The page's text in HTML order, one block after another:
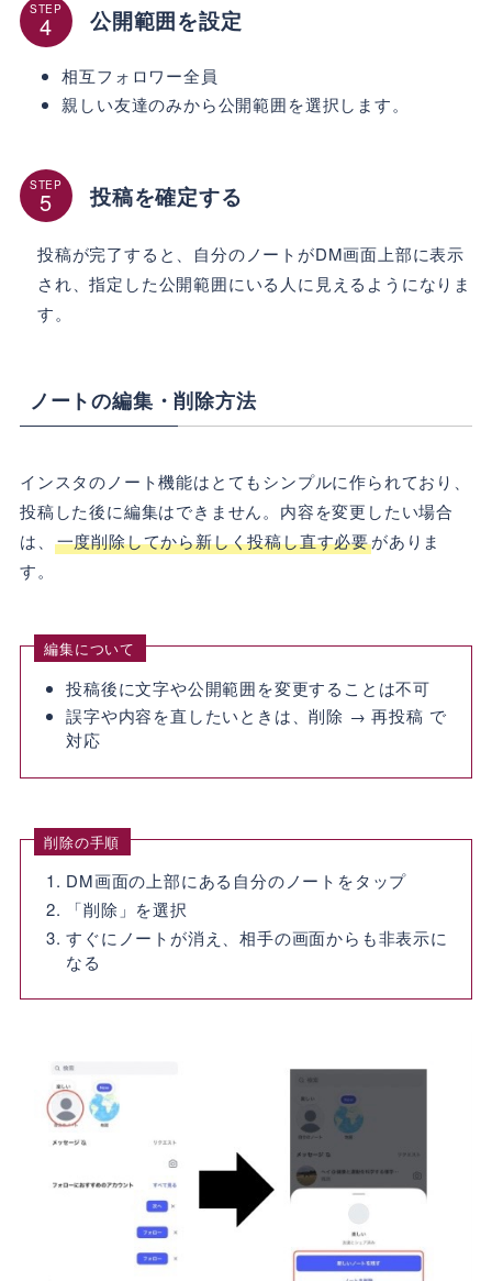
STEP 公開範囲を設定
相互フォロワー全員
親しい友達のみから公開範囲を選択します。
STEP 投稿を確定する
投稿が完了すると、自分のノートがDM画面上部に表示
され、指定した公開範囲にいる人に見えるようになりま
す。
ノートの編集・削除方法
インスタのノート機能はとてもシンプルに作られており、
投稿した後に編集はできません。内容を変更したい場合
は、 一度削除してから新しく投稿し直す必要がありま
す。
編集について
投稿後に文字や公開範囲を変更することは不可
誤字や内容を直したいときは、削除 → 再投稿 で
対応
削除の手順
DM画面の上部にある自分のノートをタップ
「削除」を選択
すぐにノートが消え、相手の画面からも非表示に
なる